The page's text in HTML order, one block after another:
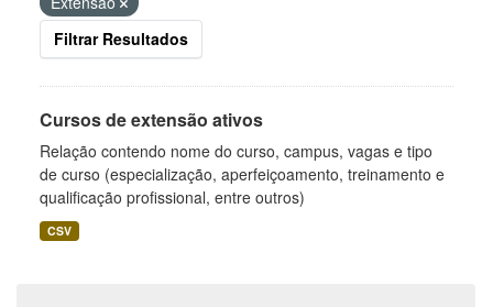
Filtrar Resultados
Cursos de extensão ativos
Relação contendo nome do curso, campus, vagas e tipo
de curso (especialização, aperfeiçoamento, treinamento e
qualificação profissional, entre outros)
CSV